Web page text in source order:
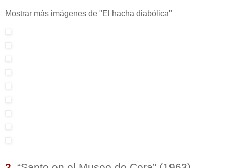
Mostrar más imágenes de "El hacha diabólica"